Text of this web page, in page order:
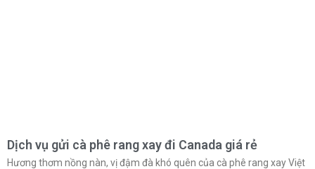
Dịch vụ gửi cà phê rang xay đi Canada giá rẻ
Hương thơm nồng nàn, vị đậm đà khó quên của cà phê rang xay Việt